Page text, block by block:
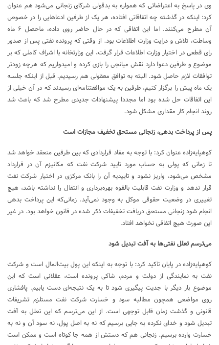
وی در پاسخ به اعتراضاتی که همواره به بدقولی شرکای زنجانی می‌شود هم عنوان
کرد: اینکه در گذشته چه اتفاقاتی افتاده، هر یک از طرفین ادعاهایی را در خصوص
آن مطرح می‌کنند. اما این اتفاقی که در حال حاضر روی داده، ماحصل ۶ ماه
وساطت، تلاش و درایت وزارت اطلاعات بود. از وقتی که پرونده نفتی پس از صدور
رای قطعی در اختیار وزارت اطلاعات قرار گرفت، این وزارتخانه با اشراف کاملی که بر
موضوع و طرفین دعوا دارد نقش میانجی را بازی کرده و امیدواریم که هرچه زودتر
توافقات لازم حاصل شود. البته به توافق معقولی هم رسیدیم. قبل از اینکه جلسه
یک ماه پیش را برگزار کنیم، طرفین به یک موافقتنامه‌ای رسیدند که در آن خیلی از
این اتفاقات حل شده بود اما مجددا پیشنهادات جدیدی مطرح شد که باعث شد
روند انجام کار مقداری مشکل شود.
پس از پرداخت بدهی، زنجانی مستحق تخفیف مجازات است
کوهپایه‌زاده عنوان کرد: با توجه به مفاد قراردادی که بین طرفین منعقد خواهد شد
تا زمانی که پولی به حساب مورد تایید شرکت نفت که مکانیزم آن در قرارداد
مشخص می‌شود، واریز نشود و تاییدیه آن را بانک مرکزی در اختیار شرکت نفت
قرار ندهد و وزارت نفت قابلیت بالقوه بهره‌برداری و انتقال را نداشته باشد، هیچ
تغییری در وضعیت حقوقی موکل به وجود نمی‌آید. زمانی‌که این پرداخت بدهی
انجام شود زنجانی مستحق دریافت تخفیفات ذکر شده در قانون خواهد بود. در غیر
این صورت هیچ اتفاقی نخواهد افتاد.
می‌ترسم تعلل نفتی‌ها به آفت تبدیل شود
کوهپایه‌زاده در پایان تاکید کرد: با توجه به اینکه این پول بیت‌المال است و شرکت
نفت به نمایندگی از دولت و مردم، شاکی پرونده است، عقلانی است که این
موضوع بار دیگر با جدیت پیگیری شود تا به یک نتیجه‌ای دست یابیم. پافشاری
روی مواضعی همچون مطالبه سود و خسارت شرکت نفت مستلزم تشریفات
قانونی و گذشت زمان قابل توجهی است. از این می‌ترسم که این تعلل به آفت
تبدیل شود و خدای نکرده به جایی برسیم که نه به اصل پول، نه سود آن و نه به
خسارت وارده برسیم. زنجانی هم که دستش از همه جا کوتاه است و ممکن است